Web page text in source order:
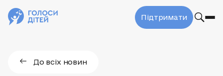
Підтримати
До всіх новин